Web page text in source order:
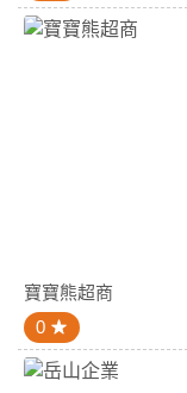
寶寶熊超商
0